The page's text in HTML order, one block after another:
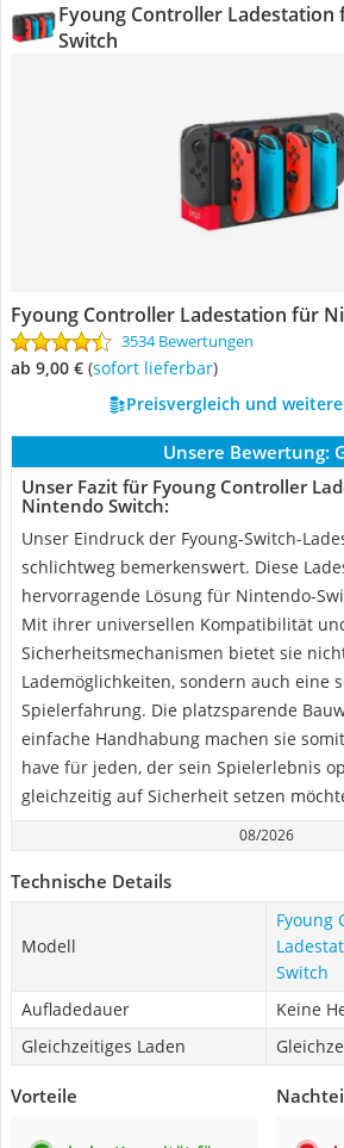
Fyoung Controller
Switch
Fyoung Controller Ladestation für
3534 Bewertungen
ab 9,00 € ( Sofort lieferbar)
Preisvergleich und
Unsere Bewertung:
Unser Fazit für Fyoung Controller
Nintendo Switch:
Unser Eindruck der Fyoung-Switch-
schlichtweg bemerkenswert. Diese
hervorragende Lösung für Nintendo-
Mit ihrer universellen Kompatibilität
Sicherheitsmechanismen bietet sie
Lademöglichkeiten, sondern auch eine
Spielerfahrung. Die platzsparende
einfache Handhabung machen sie
have für jeden, der sein Spielerlebnis
gleichzeitig auf Sicherheit setzen
08/2026
Technische Details
Modell
Fyoung
Switch
Aufladedauer
Keine
Gleichzeitiges Laden
Vorteile